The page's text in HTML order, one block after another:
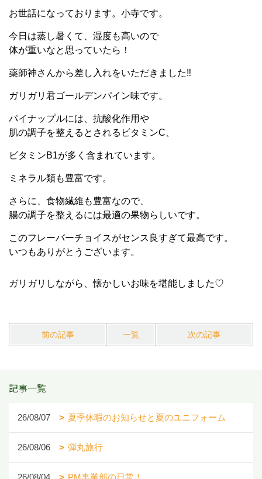
お世話になっております。小寺です。
今日は蒸し暑くて、湿度も高いので
体が重いなと思っていたら！
薬師神さんから差し入れをいただきました‼
ガリガリ君ゴールデンパイン味です。
パイナップルには、抗酸化作用や
肌の調子を整えるとされるビタミンC、
ビタミンB1が多く含まれています。
ミネラル類も豊富です。
さらに、食物繊維も豊富なので、
腸の調子を整えるには最適の果物らしいです。
このフレーバーチョイスがセンス良すぎて最高です。
いつもありがとうございます。
ガリガリしながら、懐かしいお味を堪能しました♡
前の記事 一覧 次の記事
記事一覧
26/08/07 夏季休暇のお知らせと夏のユニフォーム
26/08/06 弾丸旅行
26/08/04 PM事業部の日常！